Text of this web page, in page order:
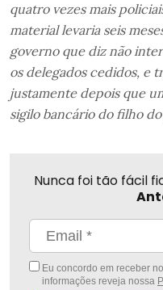
quatro vezes mais
material levaria seis
governo que diz não
os delegados cedidos, e
justamente depois que
sigilo bancário do filho
Nunca foi tão fácil
Eu concordo em receber
informações reveja nossa